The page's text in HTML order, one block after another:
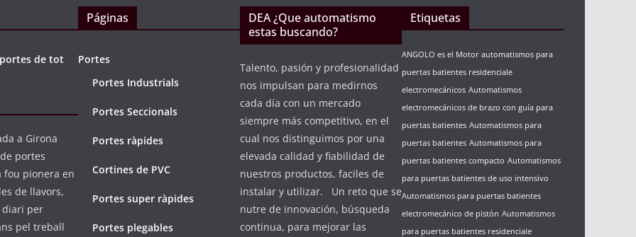
de tot
a Girona
portes
fou pionera en
de llavors,
diari per
pel treball
Páginas
Portes
Portes Industrials
Portes Seccionals
Portes ràpides
Cortines de PVC
Portes super ràpides
Portes plegables
DEA ¿Que automatismo
estas buscando?
Talento, pasión y profesionalidad
nos impulsan para medirnos
cada día con un mercado
siempre más competitivo, en el
cual nos distinguimos por una
elevada calidad y fiabilidad de
nuestros productos, faciles de
instalar y utilizar. Un reto que se
nutre de innovación, búsqueda
continua, para mejorar las
Etiquetas
ANGOLO es el Motor automatismos para
puertas batientes residenciale
electromecánicos Automatismos
electromecánicos de brazo con guía para
puertas batientes Automatismos para
puertas batientes Automatismos para
puertas batientes compacto Automatismos
para puertas batientes de uso intensivo
Automatismos para puertas batientes
electromecánico de pistón Automatismos
para puertas batientes residenciale